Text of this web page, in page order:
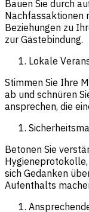
Bauen Sie durch
Nachfassaktionen
Beziehungen zu
zur Gästebindung.
Lokale
Stimmen Sie Ihre
ab und schnüren
ansprechen, die
Betonen Sie
sich Gedanken
Aufenthalts